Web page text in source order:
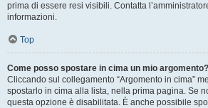
prima di essere resi visibili. Contatta
informazioni.
Top
Come posso spostare in cima un mio argomento?
Cliccando sul collegamento “Argomento in cima”
spostarlo in cima alla lista, nella prima pagina. Se
questa opzione è disabilitata. È anche possibile